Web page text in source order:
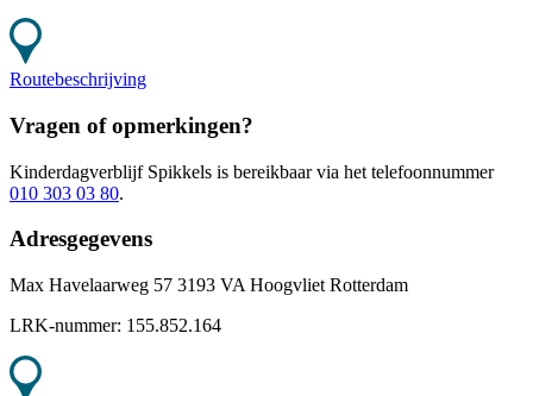
Routebeschrijving
Vragen of opmerkingen?
Kinderdagverblijf Spikkels is bereikbaar via het telefoonnummer
010 303 03 80.
Adresgegevens
Max Havelaarweg 57 3193 VA Hoogvliet Rotterdam
LRK-nummer: 155.852.164